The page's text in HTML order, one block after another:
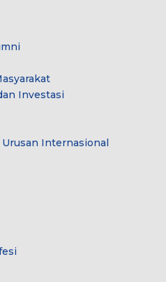
Investasi
Urusan Internasional